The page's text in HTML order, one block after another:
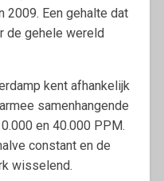
2009. Een gehalte dat
de gehele wereld
kent afhankelijk
samenhangende
en 40.000 PPM.
constant en de
wisselend.